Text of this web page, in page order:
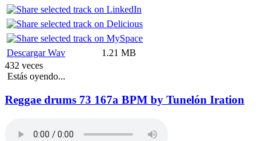
Descargar Wav
1.21 MB
432 veces
Estás oyendo...
Reggae drums 73 167a BPM by Tunelón Iration